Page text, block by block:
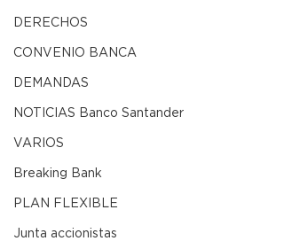
DERECHOS
CONVENIO BANCA
DEMANDAS
NOTICIAS Banco Santander
VARIOS
Breaking Bank
PLAN FLEXIBLE
Junta accionistas